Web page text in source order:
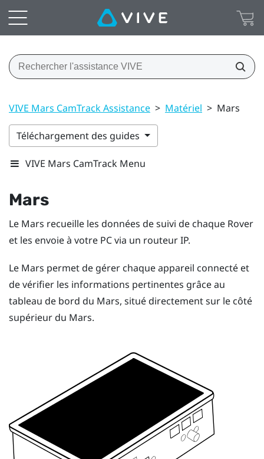
VIVE Mars CamTrack Assistance > Matériel > Mars
Téléchargement des guides
VIVE Mars CamTrack Menu
Mars
Le Mars recueille les données de suivi de chaque Rover
et les envoie à votre PC via un routeur IP.
Le Mars permet de gérer chaque appareil connecté et
de vérifier les informations pertinentes grâce au
tableau de bord du Mars, situé directement sur le côté
supérieur du Mars.